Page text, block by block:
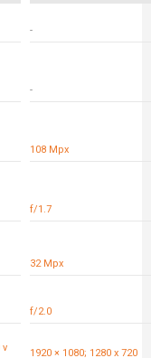
-
-
108 Mpx
f/1.7
32 Mpx
f/2.0
v
1920 × 1080; 1280 x 720